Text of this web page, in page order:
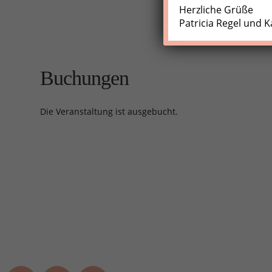
Buchungen
Die Veranstaltung ist ausgebucht.
Herzliche Grüße
Patricia Regel und